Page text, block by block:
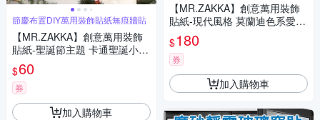
節慶布置DIY萬用裝飾貼紙無痕牆貼
【MR.ZAKKA】創意萬用裝飾
貼紙-聖誕節主題 卡通聖誕小麋
鹿 節慶布置 DIY可移式壁貼 無
痕壁貼 牆貼
$60
券
加入購物車
【MR.ZAKKA】創意萬用裝飾
貼紙-現代風格 莫蘭迪色系愛心
造型圖樣 7款任選 居家布置 DI
Y可移式壁貼 無痕壁貼 牆貼
$180
券
加入購物車